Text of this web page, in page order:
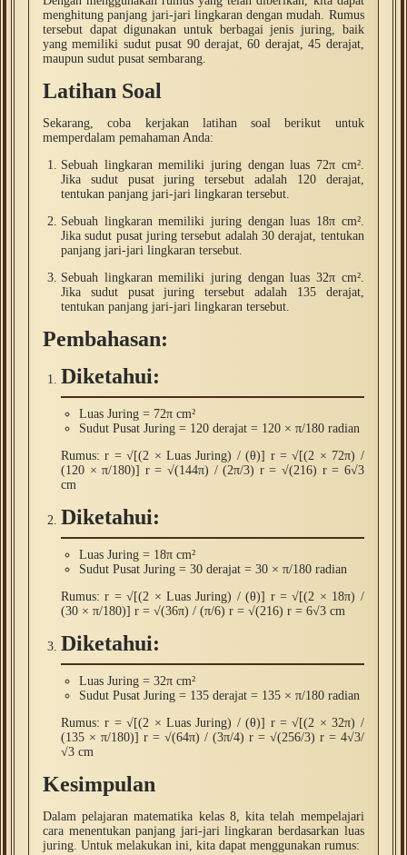
menghitung panjang jari-jari lingkaran dengan mudah. Rumus
tersebut dapat digunakan untuk berbagai jenis juring, baik
yang memiliki sudut pusat 90 derajat, 60 derajat, 45 derajat,
maupun sudut pusat sembarang.
Latihan Soal
Sekarang, coba kerjakan latihan soal berikut untuk
memperdalam pemahaman Anda:
Sebuah lingkaran memiliki juring dengan luas 72π cm².
Jika sudut pusat juring tersebut adalah 120 derajat,
tentukan panjang jari-jari lingkaran tersebut.
Sebuah lingkaran memiliki juring dengan luas 18π cm².
Jika sudut pusat juring tersebut adalah 30 derajat, tentukan
panjang jari-jari lingkaran tersebut.
Sebuah lingkaran memiliki juring dengan luas 32π cm².
Jika sudut pusat juring tersebut adalah 135 derajat,
tentukan panjang jari-jari lingkaran tersebut.
Pembahasan:
Diketahui:
Luas Juring = 72π cm²
Sudut Pusat Juring = 120 derajat = 120 × π/180 radian
Rumus: r = √[(2 × Luas Juring) / (θ)] r = √[(2 × 72π) /
(120 × π/180)] r = √(144π) / (2π/3) r = √(216) r = 6√3
cm
Diketahui:
Luas Juring = 18π cm²
Sudut Pusat Juring = 30 derajat = 30 × π/180 radian
Rumus: r = √[(2 × Luas Juring) / (θ)] r = √[(2 × 18π) /
(30 × π/180)] r = √(36π) / (π/6) r = √(216) r = 6√3 cm
Diketahui:
Luas Juring = 32π cm²
Sudut Pusat Juring = 135 derajat = 135 × π/180 radian
Rumus: r = √[(2 × Luas Juring) / (θ)] r = √[(2 × 32π) /
(135 × π/180)] r = √(64π) / (3π/4) r = √(256/3) r = 4√3/
√3 cm
Kesimpulan
Dalam pelajaran matematika kelas 8, kita telah mempelajari
cara menentukan panjang jari-jari lingkaran berdasarkan luas
juring. Untuk melakukan ini, kita dapat menggunakan rumus: